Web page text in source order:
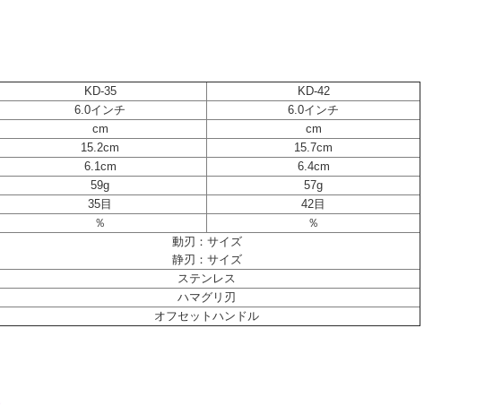
KD-35
KD-42
6.0インチ
6.0インチ
cm
cm
15.2cm
15.7cm
6.1cm
6.4cm
59g
57g
35目
42目
％ ％
動刃：サイズ
静刃：サイズ
ステンレス
ハマグリ刃
オフセットハンドル